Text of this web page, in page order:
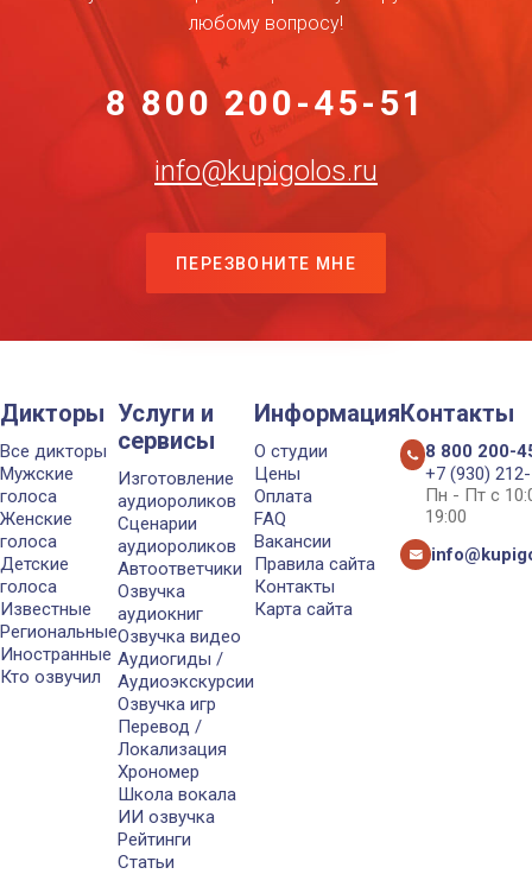
любому вопросу!
8 800 200-45-51
info@kupigolos.ru
ПЕРЕЗВОНИТЕ МНЕ
Дикторы
Все дикторы
Мужские
голоса
Женские
голоса
Детские
голоса
Известные
Региональные
Иностранные
Кто озвучил
Услуги и
сервисы
Изготовление
аудиороликов
Сценарии
аудиороликов
Автоответчики
Озвучка
аудиокниг
Озвучка видео
Аудиогиды /
Аудиоэкскурсии
Озвучка игр
Перевод /
Локализация
Хрономер
Школа вокала
ИИ озвучка
Рейтинги
Статьи
Информация
О студии
Цены
Оплата
FAQ
Вакансии
Правила сайта
Контакты
Карта сайта
Контакты
8 800 200-
+7 (930)
Пн - Пт с
19:00